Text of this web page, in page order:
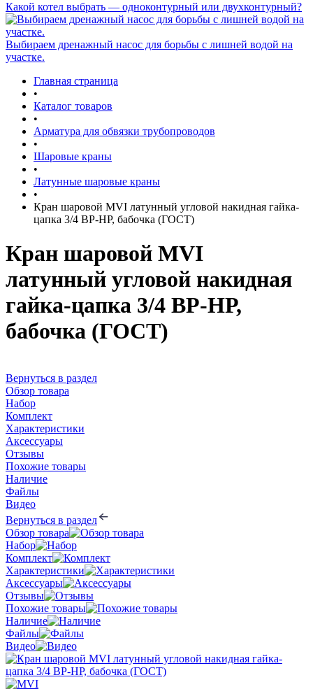
Какой котел выбрать — одноконтурный или двухконтурный?
Выбираем дренажный насос для борьбы с лишней водой на
участке.
Главная страница
•
Каталог товаров
•
Арматура для обвязки трубопроводов
•
Шаровые краны
•
Латунные шаровые краны
•
Кран шаровой MVI латунный угловой накидная гайка-
цапка 3/4 ВР-НР, бабочка (ГОСТ)
Кран шаровой MVI
латунный угловой накидная
гайка-цапка 3/4 ВР-НР,
бабочка (ГОСТ)
Вернуться в раздел
Обзор товара
Набор
Комплект
Характеристики
Аксессуары
Отзывы
Похожие товары
Наличие
Файлы
Видео
Вернуться в раздел
Обзор товара
Набор
Комплект
Характеристики
Аксессуары
Отзывы
Похожие товары
Наличие
Файлы
Видео